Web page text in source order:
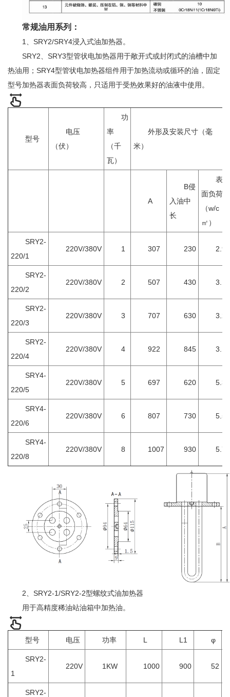
常规油用系列：
1、SRY2/SRY4浸入式油加热器。
SRY2、SRY3型管状电加热器用于敞开式或封闭式的油槽中加
热油用；SRY4型管状电加热器组件用于加热流动或循环的油，固定
型号加热器表面负荷较高，只适用于受热效果好的油液中使用。
型号
电压
（伏）
功
率
（千
瓦）
外形及安装尺寸（毫
米）
A
B侵
入油中
长
表
面负荷
（w/c
㎡）
SRY2-
220/1
220V/380V 1 307 230 2.9
SRY2-
220/2
220V/380V 2 507 430 3.1
SRY2-
220/3
220V/380V 3 707 630 3.2
SRY2-
220/4
220V/380V 4 922 845 3.1
SRY4-
220/5
220V/380V 5 697 620 5.3
SRY4-
220/6
220V/380V 6 807 730 5.5
SRY4-
220/8
220V/380V 8 1007 930 5.7
2、SRY2-1/SRY2-2型螺纹式油加热器
用于高精度稀油站油箱中加热油。
型号 电压 功率 L L1 φ
SRY2-
1
220V 1KW 1000 900 52
SRY2-